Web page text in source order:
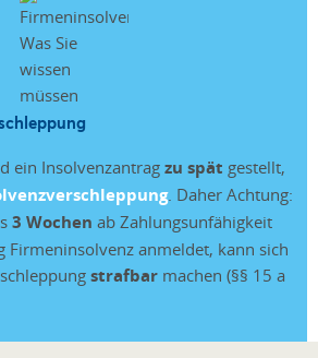
ein Insolvenzantrag zu spät gestellt,
. Daher Achtung:
3 Wochen ab Zahlungsunfähigkeit
Firmeninsolvenz anmeldet, kann sich
strafbar machen (§§ 15 a